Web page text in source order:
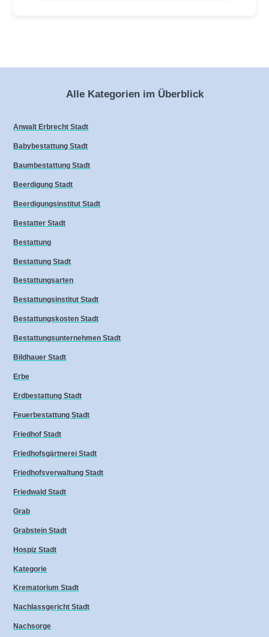
Alle Kategorien im Überblick
Anwalt Erbrecht Stadt
Babybestattung Stadt
Baumbestattung Stadt
Beerdigung Stadt
Beerdigungsinstitut Stadt
Bestatter Stadt
Bestattung
Bestattung Stadt
Bestattungsarten
Bestattungsinstitut Stadt
Bestattungskosten Stadt
Bestattungsunternehmen Stadt
Bildhauer Stadt
Erbe
Erdbestattung Stadt
Feuerbestattung Stadt
Friedhof Stadt
Friedhofsgärtnerei Stadt
Friedhofsverwaltung Stadt
Friedwald Stadt
Grab
Grabstein Stadt
Hospiz Stadt
Kategorie
Krematorium Stadt
Nachlassgericht Stadt
Nachsorge